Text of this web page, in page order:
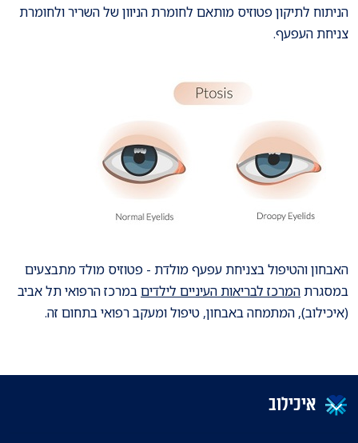
הניתוח לתיקון פטוזיס מותאם לחומרת הניוון של השריר ולחומרת
צניחת העפעף.
האבחון והטיפול בצניחת עפעף מולדת - פטוזיס מולד מתבצעים
במסגרתהמרכז לבריאות העיניים לילדיםבמרכז הרפואי תל אביב
(איכילוב), המתמחה באבחון, טיפול ומעקב רפואי בתחום זה.
איכילוב